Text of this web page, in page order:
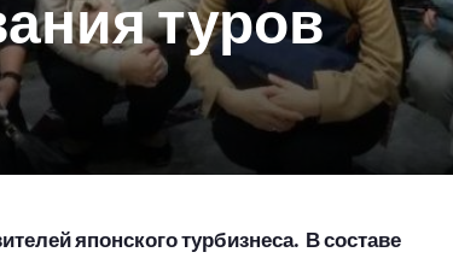
туров
японского турбизнеса. В составе